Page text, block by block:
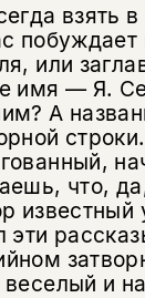
взять
или
имя — Я.
А
что,
известный
эти
веселый и